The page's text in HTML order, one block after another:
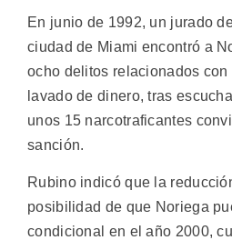
En junio de 1992, un jurado
ciudad de Miami encontró a
ocho delitos relacionados
lavado de dinero, tras
unos 15 narcotraficantes
sanción.
Rubino indicó que la
posibilidad de que Noriega
condicional en el año 2000,